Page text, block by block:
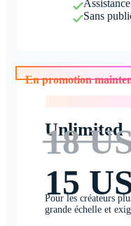
Sans
En promotion maintenant !
Unlimited
18
15
Pour les créateurs
grande échelle et